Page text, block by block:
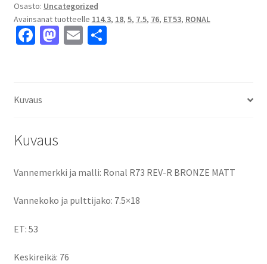
MATT
7.5x18"
5x114.3
Osasto: Uncategorized
Avainsanat tuotteelle 114.3, 18, 5, 7.5, 76, ET53, RONAL
Fa
o
M E S
Kuvaus
Kuvaus
Vannemerkki ja malli: Ronal R73 REV-R BRONZE MATT
Vannekoko ja pulttijako: 7.5×18
ET: 53
Keskireikä: 76